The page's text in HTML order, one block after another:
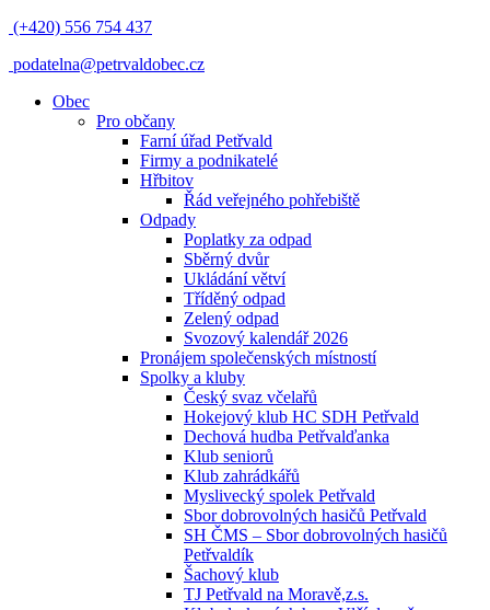
(+420) 556 754 437
podatelna@petrvaldobec.cz
Obec
Pro občany
Farní úřad Petřvald
Firmy a podnikatelé
Hřbitov
Řád veřejného pohřebiště
Odpady
Poplatky za odpad
Sběrný dvůr
Ukládání větví
Tříděný odpad
Zelený odpad
Svozový kalendář 2026
Pronájem společenských místností
Spolky a kluby
Český svaz včelařů
Hokejový klub HC SDH Petřvald
Dechová hudba Petřvalďanka
Klub seniorů
Klub zahrádkářů
Myslivecký spolek Petřvald
Sbor dobrovolných hasičů Petřvald
SH ČMS – Sbor dobrovolných hasičů
Petřvaldík
Šachový klub
TJ Petřvald na Moravě,z.s.